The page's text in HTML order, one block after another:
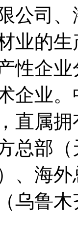
公司
业的
性企
企业
直属
总部
、海
乌鲁